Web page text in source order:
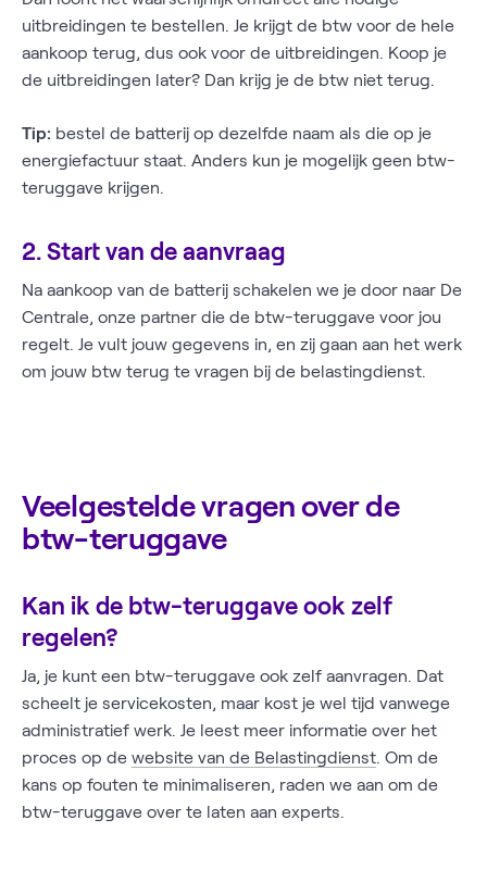
uitbreidingen te bestellen. Je krijgt de btw voor de hele
aankoop terug, dus ook voor de uitbreidingen. Koop je
de uitbreidingen later? Dan krijg je de btw niet terug.
Tip: bestel de batterij op dezelfde naam als die op je
energiefactuur staat. Anders kun je mogelijk geen btw-
teruggave krijgen.
2. Start van de aanvraag
Na aankoop van de batterij schakelen we je door naar De
Centrale, onze partner die de btw-teruggave voor jou
regelt. Je vult jouw gegevens in, en zij gaan aan het werk
om jouw btw terug te vragen bij de belastingdienst.
Veelgestelde vragen over de
btw-teruggave
Kan ik de btw-teruggave ook zelf
regelen?
Ja, je kunt een btw-teruggave ook zelf aanvragen. Dat
scheelt je servicekosten, maar kost je wel tijd vanwege
administratief werk. Je leest meer informatie over het
proces op de website van de Belastingdienst. Om de
kans op fouten te minimaliseren, raden we aan om de
btw-teruggave over te laten aan experts.